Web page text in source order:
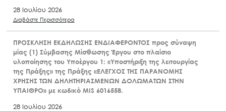
28 Ιουλίου 2026
Διαβάστε Περισσότερα
ΠΡΟΣΚΛΗΣΗ ΕΚΔΗΛΩΣΗΣ ΕΝΔΙΑΦΕΡΟΝΤΟΣ προς σύναψη
μίας (1) Σύμβασης Μίσθωσης Έργου στο πλαίσιο
υλοποίησης του Υποέργου 1: «Υποστήριξη της λειτουργίας
της Πράξης» της Πράξης «ΕΛΕΓΧΟΣ ΤΗΣ ΠΑΡΑΝΟΜΗΣ
ΧΡΗΣΗΣ ΤΩΝ ΔΗΛΗΤΗΡΙΑΣΜΕΝΩΝ ΔΟΛΩΜΑΤΩΝ ΣΤΗΝ
ΥΠΑΙΘΡΟ» με κωδικό MIS 6016558.
28 Ιουλίου 2026